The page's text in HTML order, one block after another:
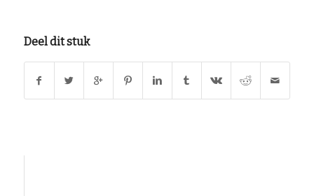
Deel dit stuk